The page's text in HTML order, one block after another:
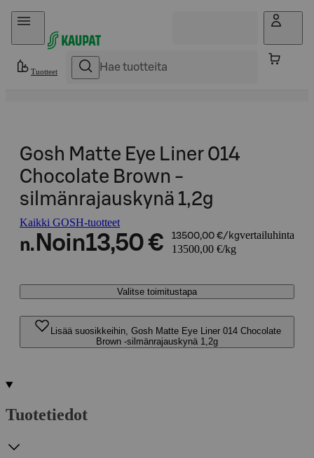
Hyppää sisältöön
Tuotteet
Gosh Matte Eye Liner 014
Chocolate Brown -
silmänrajauskynä 1,2g
Kaikki GOSH-tuotteet
n. Noin13,50 € 13500,00 €/kgvertailuhinta
13500,00 €/kg
Valitse toimitustapa
Lisää suosikkeihin, Gosh Matte Eye Liner 014 Chocolate
Brown -silmänrajauskynä 1,2g
Tuotetiedot